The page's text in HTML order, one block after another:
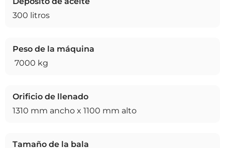
300 litros
Peso de la máquina
7000 kg
Orificio de llenado
1310 mm ancho x 1100 mm alto
Tamaño de la bala